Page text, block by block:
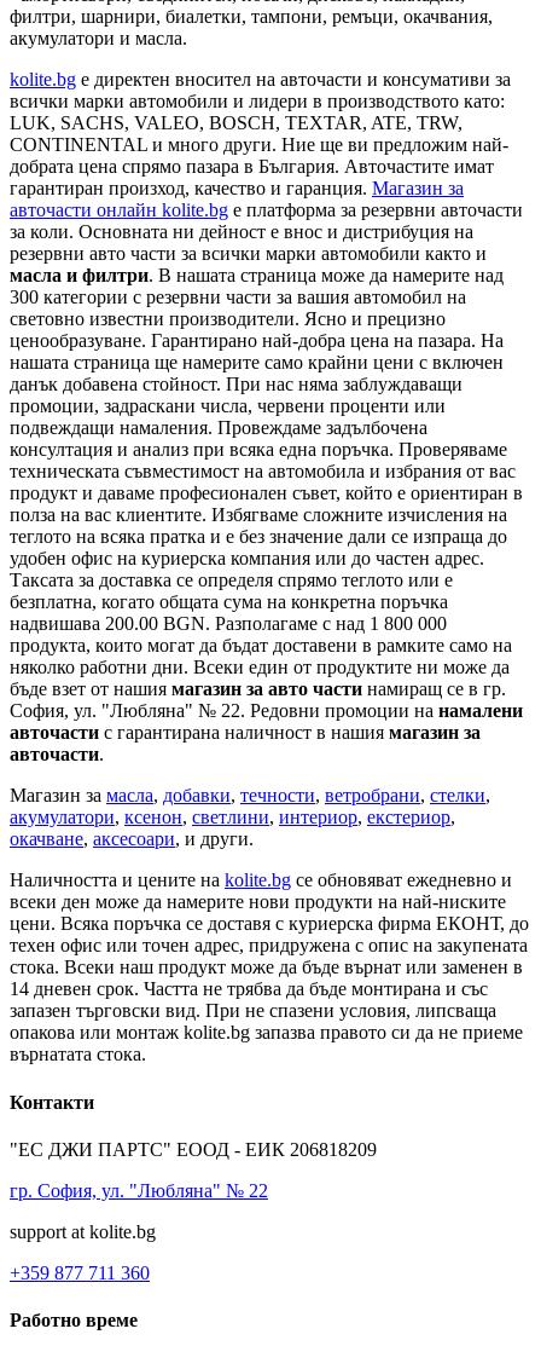
филтри, шарнири, биалетки, тампони, ремъци, окачвания,
акумулатори и масла.
kolite.bg e директен вносител на авточасти и консумативи за
всички марки автомобили и лидери в производството като:
LUK, SACHS, VALEO, BOSCH, TEXTAR, ATE, TRW,
CONTINENTAL и много други. Ние ще ви предложим най-
добрата цена спрямо пазара в България. Авточастите имат
гарантиран произход, качество и гаранция. Магазин за
авточасти онлайн kolite.bg е платформа за резервни авточасти
за коли. Основната ни дейност е внос и дистрибуция на
резервни авто части за всички марки автомобили както и
масла и филтри. В нашата страница може да намерите над
300 категории с резервни части за вашия автомобил на
световно известни производители. Ясно и прецизно
ценообразуване. Гарантирано най-добра цена на пазара. На
нашата страница ще намерите само крайни цени с включен
данък добавена стойност. При нас няма заблуждаващи
промоции, задраскани числа, червени проценти или
подвеждащи намаления. Провеждаме задълбочена
консултация и анализ при всяка една поръчка. Проверяваме
техническата съвместимост на автомобила и избрания от вас
продукт и даваме професионален съвет, който е ориентиран в
полза на вас клиентите. Избягваме сложните изчисления на
теглото на всяка пратка и е без значение дали се изпраща до
удобен офис на куриерска компания или до частен адрес.
Таксата за доставка се определя спрямо теглото или е
безплатна, когато общата сума на конкретна поръчка
надвишава 200.00 BGN. Разполагаме с над 1 800 000
продукта, които могат да бъдат доставени в рамките само на
няколко работни дни. Всеки един от продуктите ни може да
бъде взет от нашия магазин за авто части намиращ се в гр.
София, ул. "Любляна" № 22. Редовни промоции на намалени
авточасти с гарантирана наличност в нашия магазин за
авточасти.
Магазин за масла, добавки, течности, ветробрани, стелки,
акумулатори, ксенон, светлини, интериор, екстериор,
окачване, аксесоари, и други.
Наличността и цените на kolite.bg се обновяват ежедневно и
всеки ден може да намерите нови продукти на най-ниските
цени. Всяка поръчка се доставя с куриерска фирма ЕКОНТ, до
техен офис или точен адрес, придружена с опис на закупената
стока. Всеки наш продукт може да бъде върнат или заменен в
14 дневен срок. Частта не трябва да бъде монтирана и със
запазен търговски вид. При не спазени условия, липсваща
опакова или монтаж kolite.bg запазва правото си да не приеме
върнатата стока.
Контакти
"ЕС ДЖИ ПАРТС" ЕООД - ЕИК 206818209
гр. София, ул. "Любляна" № 22
support at kolite.bg
+359 877 711 360
Работно време